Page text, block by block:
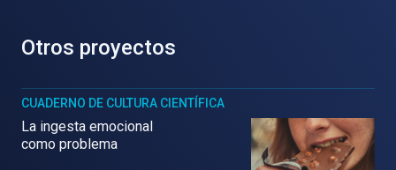
Otros proyectos
CUADERNO DE CULTURA CIENTÍFICA
La ingesta emocional
como problema